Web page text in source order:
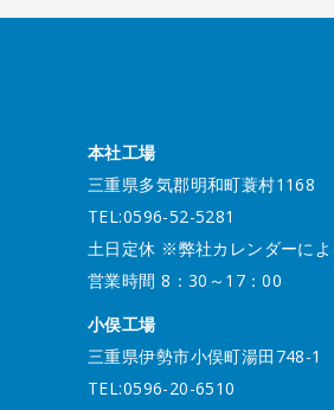
本社工場
三重県多気郡明和町蓑村1168
TEL:0596-52-5281
土日定休 ※弊社カレンダーによ
営業時間 8：30～17：00
小俣工場
三重県伊勢市小俣町湯田748-1
TEL:0596-20-6510